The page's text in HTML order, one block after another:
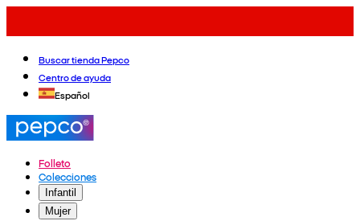
Buscar tienda Pepco
Centro de ayuda
Español
Folleto
Colecciones
Infantil
Mujer